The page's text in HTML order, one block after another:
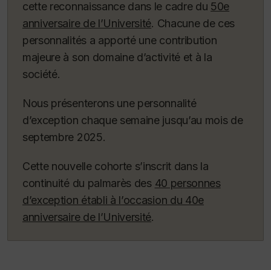
cette reconnaissance dans le cadre du 50e
anniversaire de l’Université. Chacune de ces
personnalités a apporté une contribution
majeure à son domaine d’activité et à la
société.
Nous présenterons une personnalité
d’exception chaque semaine jusqu’au mois de
septembre 2025.
Cette nouvelle cohorte s’inscrit dans la
continuité du palmarès des 40 personnes
d’exception établi à l’occasion du 40e
anniversaire de l’Université.